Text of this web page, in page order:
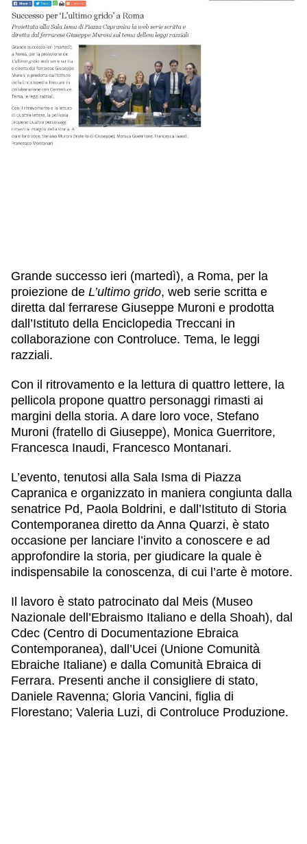
IL NOSTRO STAFF
EDUCAZIONE
SCUOLE
INSEGNANTI
GIOVANI, ADULTI
CULTURA EBRAICA
CAPIRE L’EBRAISMO
CALENDARIO & FESTIVITÀ
OGGETTI & SIMBOLI
IL CICLO DELLA VITA
#ITALIAEBRAICA
SHOAH
Grande successo ieri (martedì), a Roma, per la
proiezione de L’ultimo grido, web serie scritta e
diretta dal ferrarese Giuseppe Muroni e prodotta
dall’Istituto della Enciclopedia Treccani in
collaborazione con Controluce. Tema, le leggi
razziali.
Con il ritrovamento e la lettura di quattro lettere, la
pellicola propone quattro personaggi rimasti ai
margini della storia. A dare loro voce, Stefano
Muroni (fratello di Giuseppe), Monica Guerritore,
Francesca Inaudi, Francesco Montanari.
L’evento, tenutosi alla Sala Isma di Piazza
Capranica e organizzato in maniera congiunta dalla
senatrice Pd, Paola Boldrini, e dall’Istituto di Storia
Contemporanea diretto da Anna Quarzi, è stato
occasione per lanciare l’invito a conoscere e ad
approfondire la storia, per giudicare la quale è
indispensabile la conoscenza, di cui l’arte è motore.
Il lavoro è stato patrocinato dal Meis (Museo
Nazionale dell’Ebraismo Italiano e della Shoah), dal
Cdec (Centro di Documentazione Ebraica
Contemporanea), dall’Ucei (Unione Comunità
Ebraiche Italiane) e dalla Comunità Ebraica di
Ferrara. Presenti anche il consigliere di stato,
Daniele Ravenna; Gloria Vancini, figlia di
Florestano; Valeria Luzi, di Controluce Produzione.